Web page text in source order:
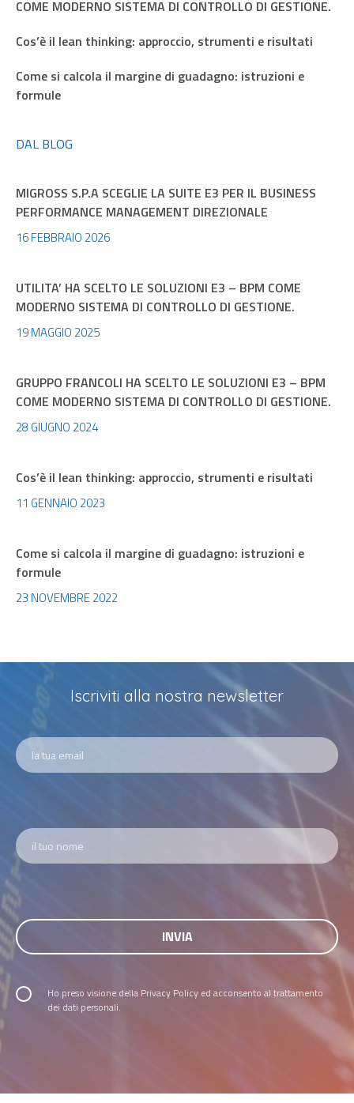
COME MODERNO SISTEMA DI CONTROLLO DI GESTIONE.
Cos’è il lean thinking: approccio, strumenti e risultati
Come si calcola il margine di guadagno: istruzioni e
formule
DAL BLOG
MIGROSS S.P.A SCEGLIE LA SUITE E3 PER IL BUSINESS
PERFORMANCE MANAGEMENT DIREZIONALE
16 FEBBRAIO 2026
UTILITA’ HA SCELTO LE SOLUZIONI E3 – BPM COME
MODERNO SISTEMA DI CONTROLLO DI GESTIONE.
19 MAGGIO 2025
GRUPPO FRANCOLI HA SCELTO LE SOLUZIONI E3 – BPM
COME MODERNO SISTEMA DI CONTROLLO DI GESTIONE.
28 GIUGNO 2024
Cos’è il lean thinking: approccio, strumenti e risultati
11 GENNAIO 2023
Come si calcola il margine di guadagno: istruzioni e
formule
23 NOVEMBRE 2022
Iscriviti alla nostra newsletter
Ho preso visione della Privacy Policy ed acconsento al trattamento
dei dati personali.